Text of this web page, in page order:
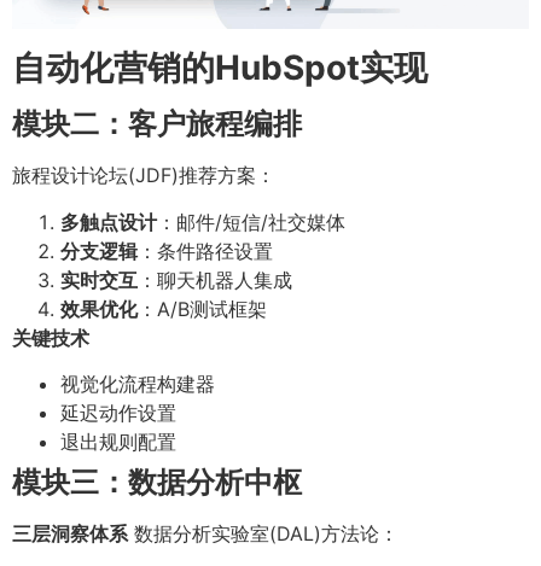
自动化营销的HubSpot实现
模块二：客户旅程编排
旅程设计论坛(JDF)推荐方案：
多触点设计：邮件/短信/社交媒体
分支逻辑：条件路径设置
实时交互 ：聊天机器人集成
效果优化：A/B测试框架
关键技术
视觉化流程构建器
延迟动作设置
退出规则配置
模块三：数据分析中枢
三层洞察体系 数据分析实验室(DAL)方法论：